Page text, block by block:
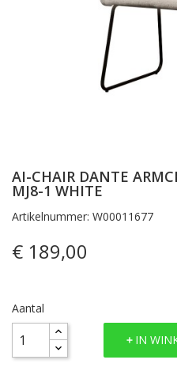
AI-CHAIR DANTE
MJ8-1 WHITE
Artikelnummer: W00011677
€ 189,00
Aantal
IN